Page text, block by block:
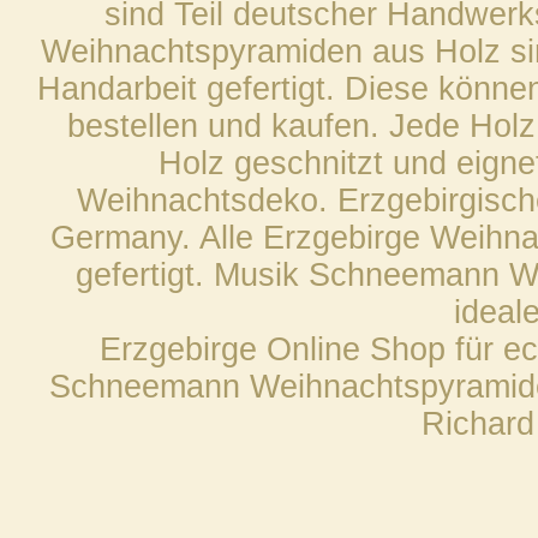
sind Teil deutscher
Weihnachtspyramiden aus Holz
Handarbeit gefertigt. Diese
bestellen und kaufen. Jede
Holz geschnitzt und
Weihnachtsdeko.
Germany. Alle Erzgebirge
gefertigt. Musik Schneemann
Erzgebirge Online Shop für
Schneemann